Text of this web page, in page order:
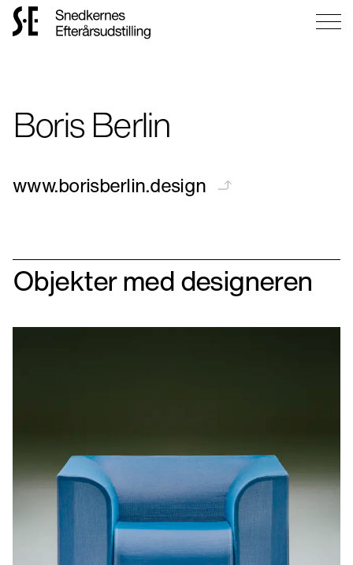
Boris Berlin
www.borisberlin.design
Objekter med designeren